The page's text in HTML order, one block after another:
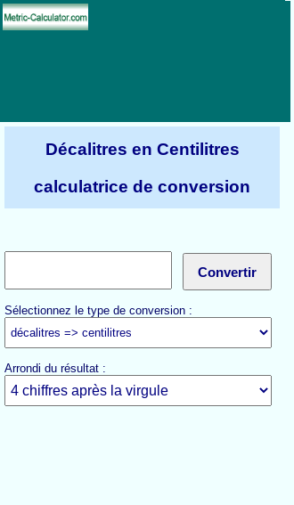
Décalitres en Centilitres
calculatrice de conversion
Sélectionnez le type de conversion :
Arrondi du résultat :